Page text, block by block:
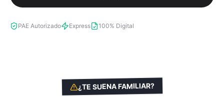
PAE Autorizado Express 100% Digital
¿TE SUENA FAMILIAR?